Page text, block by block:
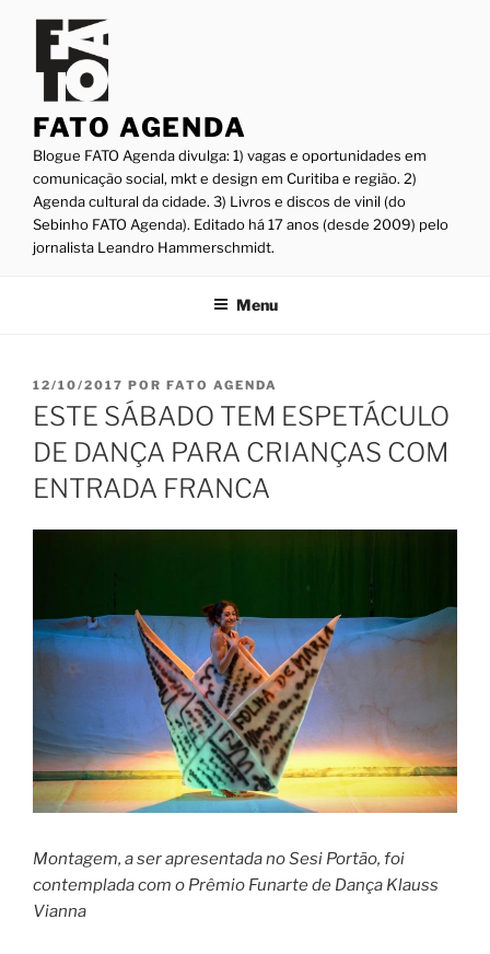
conteúdo
FATO AGENDA
Blogue FATO Agenda divulga: 1) vagas e oportunidades em
comunicação social, mkt e design em Curitiba e região. 2)
Agenda cultural da cidade. 3) Livros e discos de vinil (do
Sebinho FATO Agenda). Editado há 17 anos (desde 2009) pelo
jornalista Leandro Hammerschmidt.
Menu
PUBLICADO
EM
12/10/2017 POR FATO AGENDA
ESTE SÁBADO TEM ESPETÁCULO
DE DANÇA PARA CRIANÇAS COM
ENTRADA FRANCA
Montagem, a ser apresentada no Sesi Portão, foi
contemplada com o Prêmio Funarte de Dança Klauss
Vianna